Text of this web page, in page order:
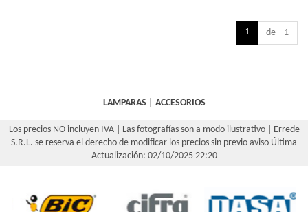
1 de 1
LAMPARAS ACCESORIOS
Los precios NO incluyen IVA | Las fotografías son a modo ilustrativo | Errede
S.R.L. se reserva el derecho de modificar los precios sin previo aviso Última
Actualización: 02/10/2025 22:20